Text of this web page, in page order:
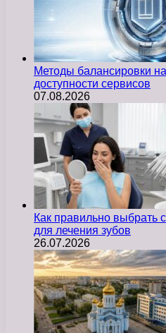
Методы балансировки
доступности сервисов
07.08.2026
Как правильно выбрать
для лечения зубов
26.07.2026